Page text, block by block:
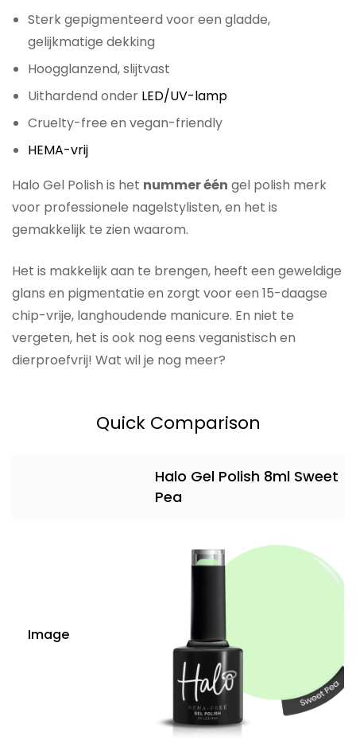
Sterk gepigmenteerd voor een gladde,
gelijkmatige dekking
Hoogglanzend, slijtvast
Uithardend onder LED/UV-lamp
Cruelty-free en vegan-friendly
HEMA-vrij
Halo Gel Polish is het nummer één gel polish merk
voor professionele nagelstylisten, en het is
gemakkelijk te zien waarom.
Het is makkelijk aan te brengen, heeft een geweldige
glans en pigmentatie en zorgt voor een 15-daagse
chip-vrije, langhoudende manicure. En niet te
vergeten, het is ook nog eens veganistisch en
dierproefvrij! Wat wil je nog meer?
Quick Comparison
Halo Gel Polish 8ml Sweet
Pea
Image